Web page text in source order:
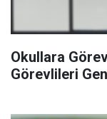
Okullara
Görevlileri